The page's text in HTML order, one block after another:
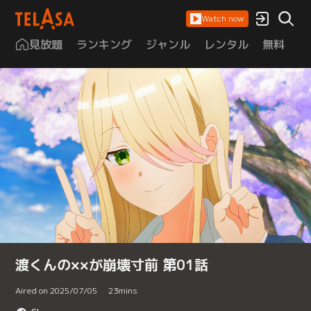
Watch now
見放題 ランキング ジャンル レンタル 無料
渡くんの××が崩壊寸前 第01話
Aired on 2025/07/05 23mins